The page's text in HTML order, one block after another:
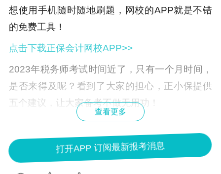
想使用手机随时随地刷题，网校的APP就是不错
的免费工具！
点击下载正保会计网校APP>>
2023年税务师考试时间近了，只有一个月时间，
是否来得及呢？看到了大家的担心，正小保提供
五个建议，让大家备考不做无用功！
点击查看冲刺复习建议>>
查看更多
打开APP 订阅最新报考消息